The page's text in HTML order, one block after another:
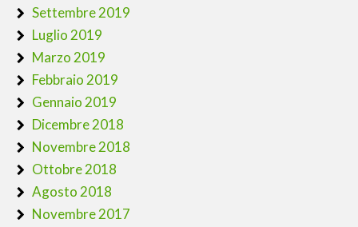
Settembre 2019
Luglio 2019
Marzo 2019
Febbraio 2019
Gennaio 2019
Dicembre 2018
Novembre 2018
Ottobre 2018
Agosto 2018
Novembre 2017